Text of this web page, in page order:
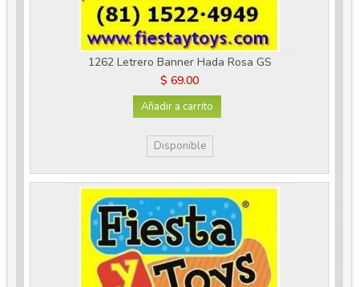
1262 Letrero Banner Hada Rosa GS
$ 69.00
Añadir a carrito
Disponible